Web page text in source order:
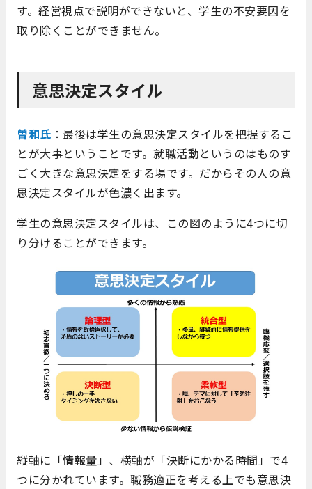
す。経営視点で説明ができないと、学生の不安要因を
取り除くことができません。
意思決定スタイル
曽和氏 ：最後は学生の意思決定スタイルを把握するこ
とが大事ということです。就職活動というのはものす
ごく大きな意思決定をする場です。だからその人の意
思決定スタイルが色濃く出ます。
学生の意思決定スタイルは、この図のように4つに切
り分けることができます。
縦軸に「情報量 」、横軸が「決断にかかる時間」で4
つに分かれています。職務適正を考える上でも意思決